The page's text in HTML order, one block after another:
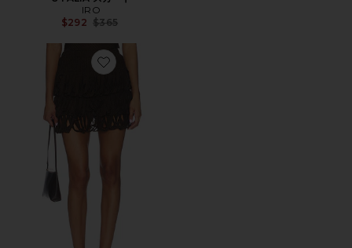
IRO
$292 Previous price:
$365
Favorite EVEIL スカート